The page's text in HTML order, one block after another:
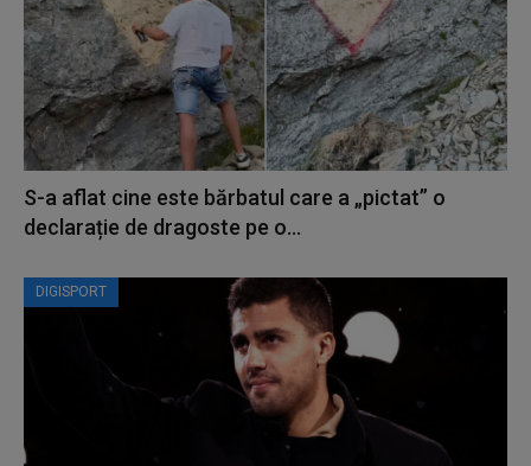
S-a aflat cine este bărbatul care a „pictat” o
declarație de dragoste pe o...
DIGISPORT